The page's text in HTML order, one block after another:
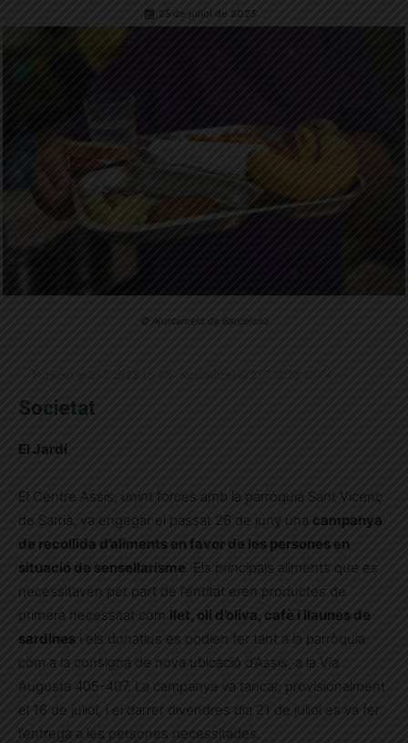
25 de juliol de 2023
© Ajuntament de Barcelona
Societat
El Jardí
El Centre Assís, unint forces amb la parròquia Sant Vicenç
de Sarrià, va engegar el passat 26 de juny una campanya
de recollida d’aliments en favor de les persones en
situació de sensellarisme . Els principals aliments que es
necessitaven per part de l’entitat eren productes de
primera necessitat com llet, oli d’oliva, cafè i llaunes de
sardines i els donatius es podien fer tant a la parròquia
com a la consigna de nova ubicació d’Assís, a la Via
Augusta 405-407. La campanya va tancar, provisionalment
el 16 de juliol, i el darrer divendres dia 21 de juliol es va fer
l’entrega a les persones necessitades.